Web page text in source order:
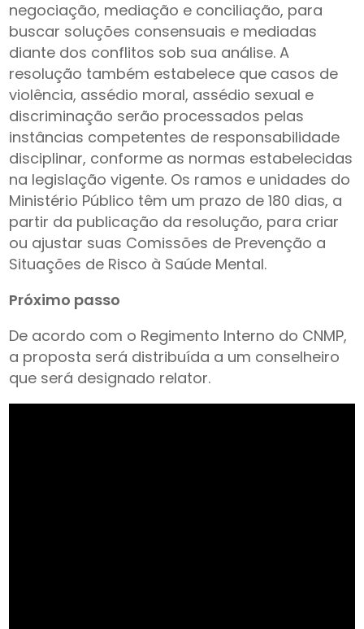
negociação, mediação e conciliação, para
buscar soluções consensuais e mediadas
diante dos conflitos sob sua análise. A
resolução também estabelece que casos de
violência, assédio moral, assédio sexual e
discriminação serão processados pelas
instâncias competentes de responsabilidade
disciplinar, conforme as normas estabelecidas
na legislação vigente. Os ramos e unidades do
Ministério Público têm um prazo de 180 dias, a
partir da publicação da resolução, para criar
ou ajustar suas Comissões de Prevenção a
Situações de Risco à Saúde Mental.
Próximo passo
De acordo com o Regimento Interno do CNMP,
a proposta será distribuída a um conselheiro
que será designado relator.